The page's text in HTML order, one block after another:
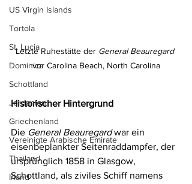
US Virgin Islands
Tortola
St. Lucia
Dominica
Schottland
Jordanien
Griechenland
Vereinigte Arabische Emirate
Thailand
Irland
Letzte Ruhestätte der General Beauregard
vor Carolina Beach, North Carolina
Historischer Hintergrund
Die General Beauregard war ein
eisenbeplankter Seitenraddampfer, der
ursprünglich 1858 in Glasgow,
Schottland, als ziviles Schiff namens